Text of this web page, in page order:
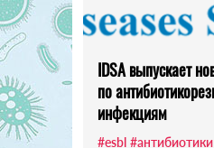
IDSA выпускает
по
инфекциям
#esbl #антибиотики